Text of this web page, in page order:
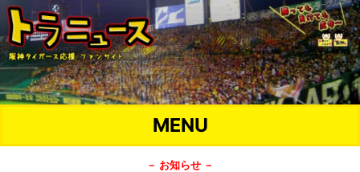
MENU
－ お知らせ －